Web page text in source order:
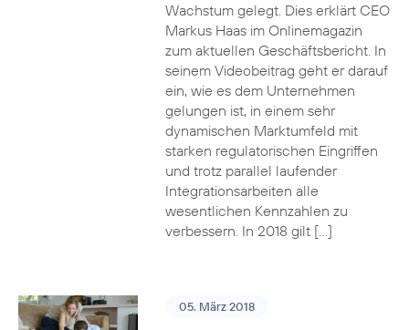
Wachstum gelegt. Dies erklärt CEO
Markus Haas im Onlinemagazin
zum aktuellen Geschäftsbericht. In
seinem Videobeitrag geht er darauf
ein, wie es dem Unternehmen
gelungen ist, in einem sehr
dynamischen Marktumfeld mit
starken regulatorischen Eingriffen
und trotz parallel laufender
Integrationsarbeiten alle
wesentlichen Kennzahlen zu
verbessern. In 2018 gilt […]
05. März 2018